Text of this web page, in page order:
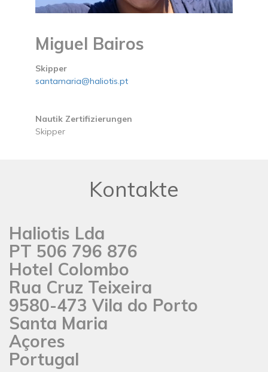
Miguel Bairos
Skipper
santamaria@haliotis.pt
Nautik Zertifizierungen
Skipper
Kontakte
Haliotis Lda
PT 506 796 876
Hotel Colombo
Rua Cruz Teixeira
9580-473 Vila do Porto
Santa Maria
Açores
Portugal